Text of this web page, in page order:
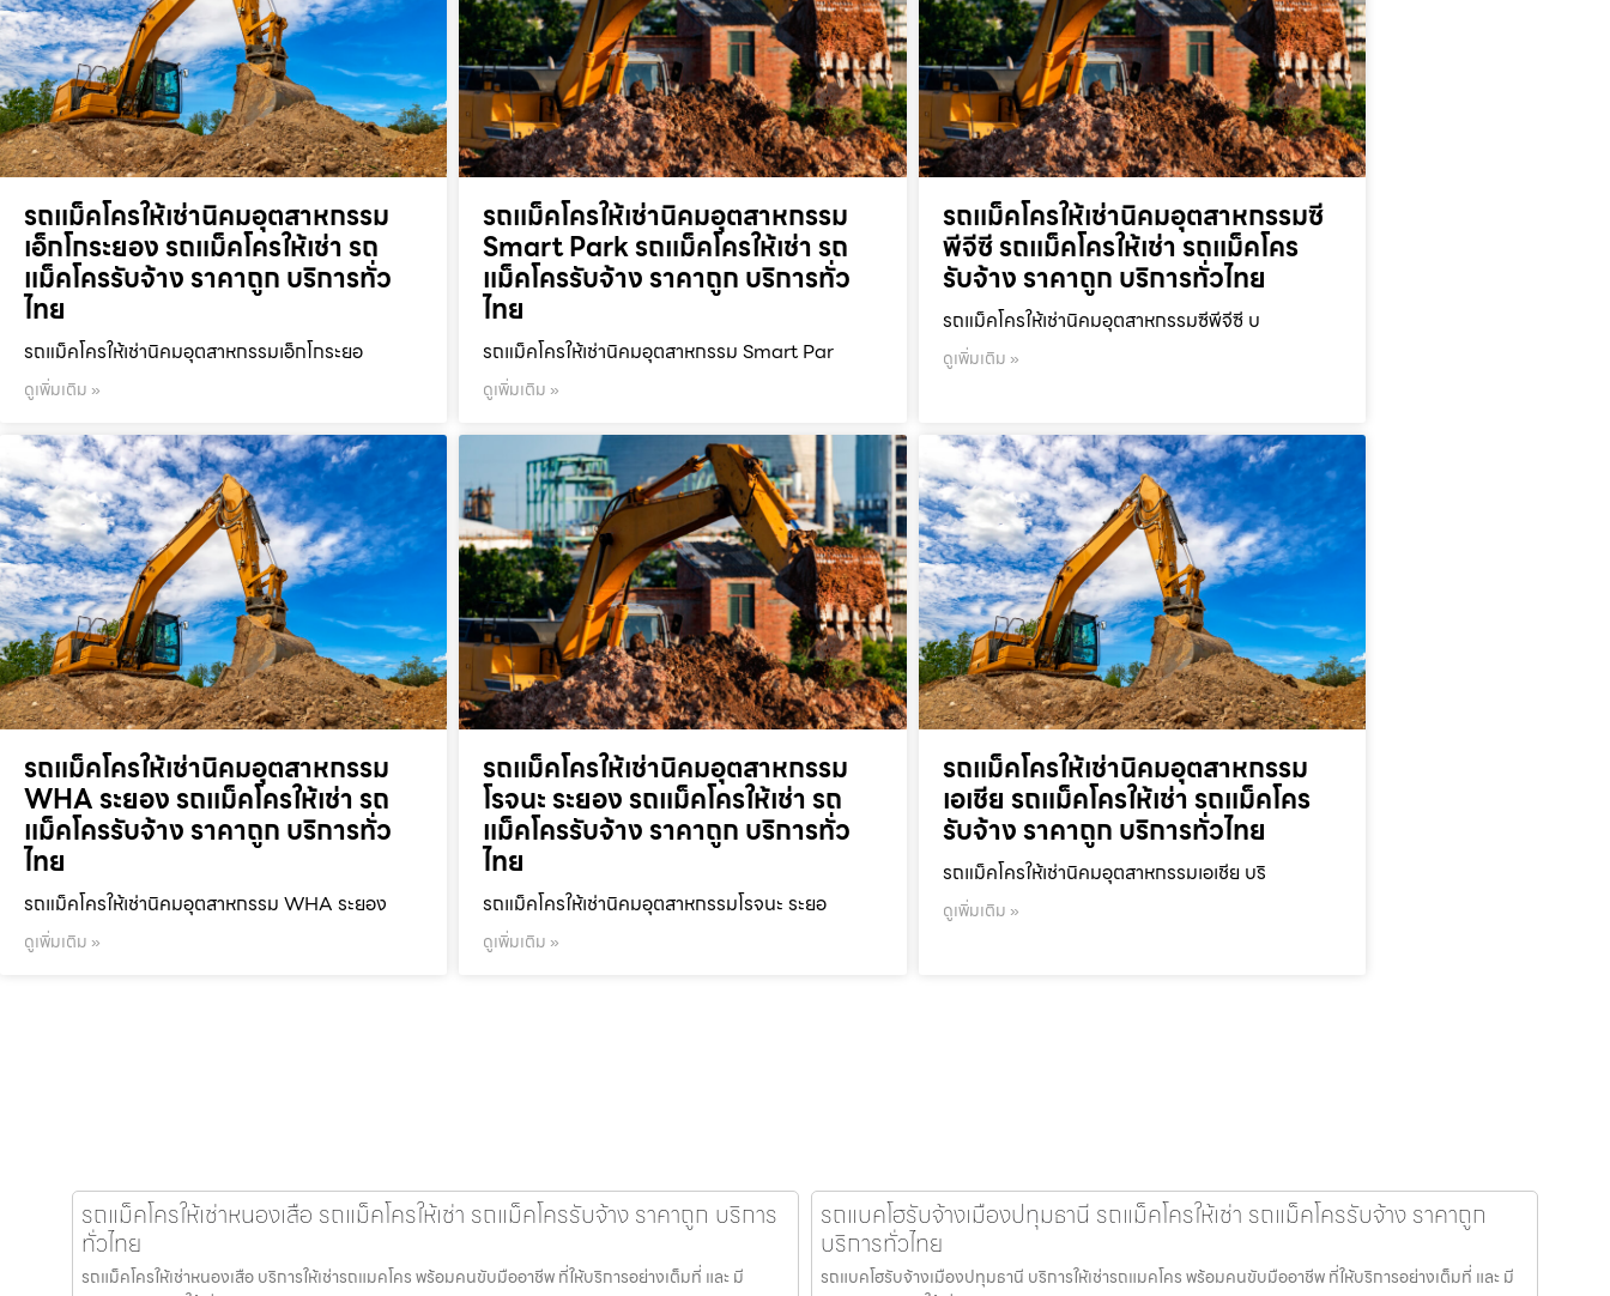
รถแม็คโครให้เช่านิคมอุตสาหกรรม
เอ็กโกระยอง รถแม็คโครให้เช่า รถ
แม็คโครรับจ้าง ราคาถูก บริการทั่ว
ไทย
รถแม็คโครให้เช่านิคมอุตสาหกรรมเอ็กโกระยอ
ดูเพิ่มเติม »
รถแม็คโครให้เช่านิคมอุตสาหกรรม
Smart Park รถแม็คโครให้เช่า รถ
แม็คโครรับจ้าง ราคาถูก บริการทั่ว
ไทย
รถแม็คโครให้เช่านิคมอุตสาหกรรม Smart Par
ดูเพิ่มเติม »
รถแม็คโครให้เช่านิคมอุตสาหกรรมซี
พีจีซี รถแม็คโครให้เช่า รถแม็คโคร
รับจ้าง ราคาถูก บริการทั่วไทย
รถแม็คโครให้เช่านิคมอุตสาหกรรมซีพีจีซี บ
ดูเพิ่มเติม »
รถแม็คโครให้เช่านิคมอุตสาหกรรม
WHA ระยอง รถแม็คโครให้เช่า รถ
แม็คโครรับจ้าง ราคาถูก บริการทั่ว
ไทย
รถแม็คโครให้เช่านิคมอุตสาหกรรม WHA ระยอง
ดูเพิ่มเติม »
รถแม็คโครให้เช่านิคมอุตสาหกรรม
โรจนะ ระยอง รถแม็คโครให้เช่า รถ
แม็คโครรับจ้าง ราคาถูก บริการทั่ว
ไทย
รถแม็คโครให้เช่านิคมอุตสาหกรรมโรจนะ ระยอ
ดูเพิ่มเติม »
รถแม็คโครให้เช่านิคมอุตสาหกรรม
เอเชีย รถแม็คโครให้เช่า รถแม็คโคร
รับจ้าง ราคาถูก บริการทั่วไทย
รถแม็คโครให้เช่านิคมอุตสาหกรรมเอเชีย บริ
ดูเพิ่มเติม »
รถแม็คโครให้เช่าหนองเสือ รถแม็คโครให้เช่า รถแม็คโครรับจ้าง ราคาถูก บริการ
ทั่วไทย
รถแม็คโครให้เช่าหนองเสือ บริการให้เช่ารถแมคโคร พร้อมคนขับมืออาชีพ ที่ให้บริการอย่างเต็มที่ และ มี
รถแบคโฮรับจ้างเมืองปทุมธานี รถแม็คโครให้เช่า รถแม็คโครรับจ้าง ราคาถูก
บริการทั่วไทย
รถแบคโฮรับจ้างเมืองปทุมธานี บริการให้เช่ารถแมคโคร พร้อมคนขับมืออาชีพ ที่ให้บริการอย่างเต็มที่ และ มี